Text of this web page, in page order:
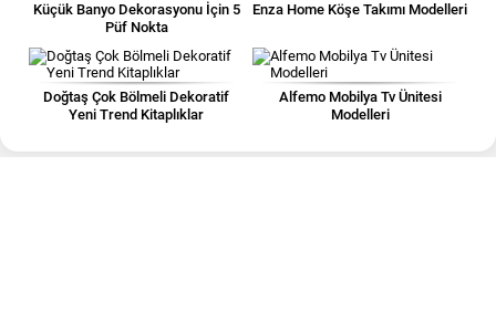
Küçük Banyo Dekorasyonu İçin 5
Püf Nokta
Enza Home Köşe Takımı Modelleri
Doğtaş Çok Bölmeli Dekoratif
Yeni Trend Kitaplıklar
Alfemo Mobilya Tv Ünitesi
Modelleri